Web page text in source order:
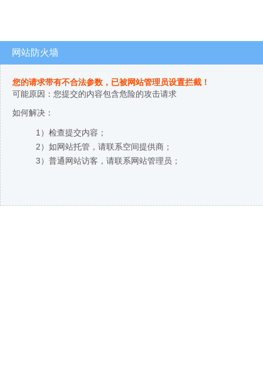
网站防火墙
您的请求带有不合法参数，已被网站管理员设置拦截！
可能原因：您提交的内容包含危险的攻击请求
如何解决：
1）检查提交内容；
2）如网站托管，请联系空间提供商；
3）普通网站访客，请联系网站管理员；